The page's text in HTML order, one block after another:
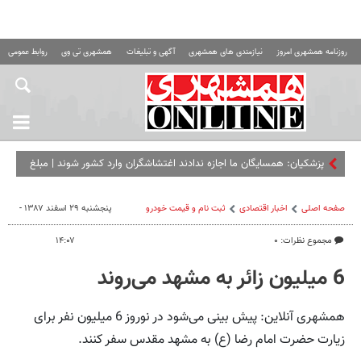
روزنامه همشهری امروز نیازمندی های همشهری آگهی و تبلیغات همشهری تی وی روابط عمومی
پزشکیان: همسایگان ما اجازه ندادند اغتشاشگران وارد کشور شوند | مبلغ
صفحه اصلی اخبار اقتصادی ثبت نام و قیمت خودرو
مجموع نظرات: ۰
پنجشنبه ۲۹ اسفند ۱۳۸۷ -
۱۴:۰۷
6 میلیون زائر به مشهد می‌روند
همشهری آنلاین: پیش بینی می‌شود در نوروز 6 میلیون نفر برای
زیارت حضرت امام رضا (ع) به مشهد مقدس سفر کنند.